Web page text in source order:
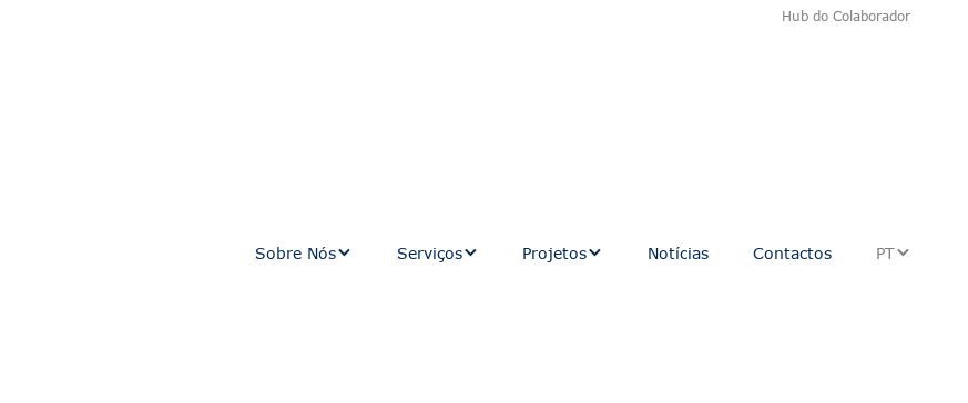
Hub do Colaborador
Sobre Nós Serviços Projetos Notícias Contactos PT